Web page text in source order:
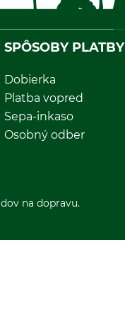
SPÔSOBY PLATBY
Dobierka
Platba vopred
Sepa-inkaso
Osobný odber
na dopravu.